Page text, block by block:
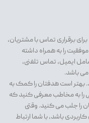
برقراری تماس با مشتریان،
را به همراه داشته
ایمیل، تماس تلفنی،
باشد.
بهتر است هدفتان را کمک به
به مخاطب معرفی کنید که
را جلب می کنید. وقتی
باشد، با شما ارتباط